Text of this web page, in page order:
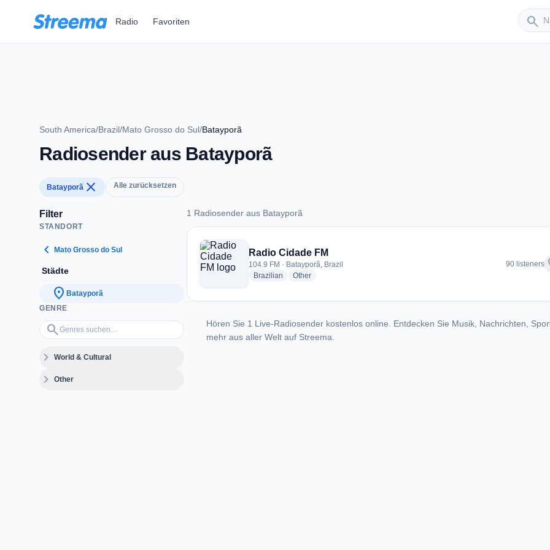
Radio Favoriten search
Sender
South America/Brazil/Mato Grosso do Sul/Batayporã
Radiosender aus Batayporã
Batayporã close Alle zurücksetzen
Filter
STANDORT
chevron_left Mato Grosso do Sul
Städte
location_on Batayporã
GENRE
search
Genres suchen…
expand_moreWorld & Cultural
expand_moreOther
1 Radiosender aus Batayporã
1 Radiosender aus Batayporã
Radio Cidade FM
104.9 FM · Batayporã, Brazil
Brazilian radio stations
Otherradio stations
90 listeners
Hören Sie 1 Live-Radiosender kostenlos online. Entdecken Sie Musik, Nachrichten,
mehr aus aller Welt auf Streema.